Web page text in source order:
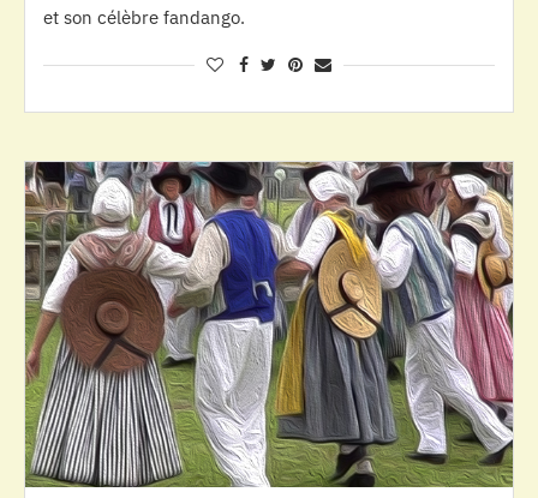
et son célèbre fandango.